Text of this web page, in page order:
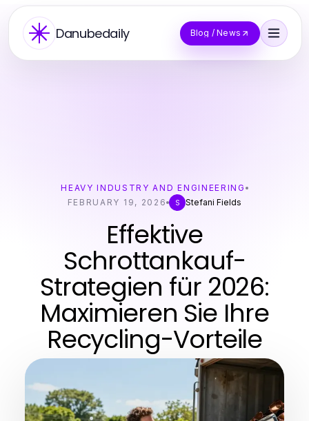
Danubedaily Blog / News
HEAVY INDUSTRY AND ENGINEERING
FEBRUARY 19, 2026
S Stefani Fields
Effektive
Schrottankauf-
Strategien für 2026:
Maximieren Sie Ihre
Recycling-Vorteile